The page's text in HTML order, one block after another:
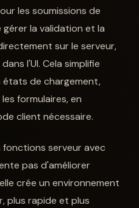
les soumissions de
la validation et la
sur le serveur,
l'UI. Cela simplifie
états de chargement,
formulaires, en
client nécessaire.
fonctions serveur avec
pas d'améliorer
crée un environnement
plus rapide et plus